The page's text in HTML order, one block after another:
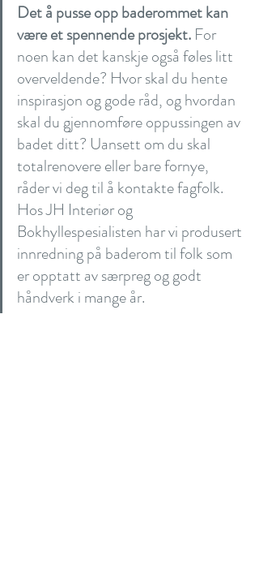
Det å pusse opp baderommet kan
være et spennende prosjekt. For
noen kan det kanskje også føles litt
overveldende? Hvor skal du hente
inspirasjon og gode råd, og hvordan
skal du gjennomføre oppussingen av
badet ditt? Uansett om du skal
totalrenovere eller bare fornye,
råder vi deg til å kontakte fagfolk.
Hos JH Interiør og
Bokhyllespesialisten har vi produsert
innredning på baderom til folk som
er opptatt av særpreg og godt
håndverk i mange år.